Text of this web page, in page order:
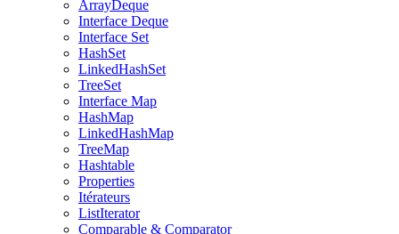
ArrayDeque
Interface Deque
Interface Set
HashSet
LinkedHashSet
TreeSet
Interface Map
HashMap
LinkedHashMap
TreeMap
Hashtable
Properties
Itérateurs
ListIterator
Comparable & Comparator